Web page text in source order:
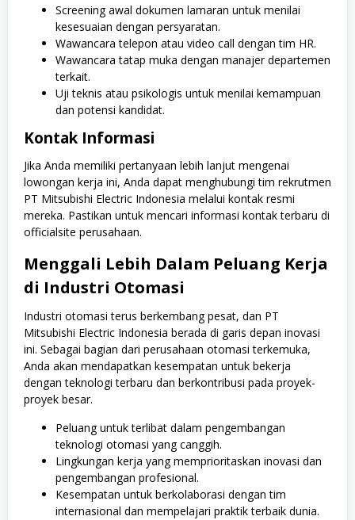
Screening awal dokumen lamaran untuk menilai
kesesuaian dengan persyaratan.
Wawancara telepon atau video call dengan tim HR.
Wawancara tatap muka dengan manajer departemen
terkait.
Uji teknis atau psikologis untuk menilai kemampuan
dan potensi kandidat.
Kontak Informasi
Jika Anda memiliki pertanyaan lebih lanjut mengenai
lowongan kerja ini, Anda dapat menghubungi tim rekrutmen
PT Mitsubishi Electric Indonesia melalui kontak resmi
mereka. Pastikan untuk mencari informasi kontak terbaru di
officialsite perusahaan.
Menggali Lebih Dalam Peluang Kerja
di Industri Otomasi
Industri otomasi terus berkembang pesat, dan PT
Mitsubishi Electric Indonesia berada di garis depan inovasi
ini. Sebagai bagian dari perusahaan otomasi terkemuka,
Anda akan mendapatkan kesempatan untuk bekerja
dengan teknologi terbaru dan berkontribusi pada proyek-
proyek besar.
Peluang untuk terlibat dalam pengembangan
teknologi otomasi yang canggih.
Lingkungan kerja yang memprioritaskan inovasi dan
pengembangan profesional.
Kesempatan untuk berkolaborasi dengan tim
internasional dan mempelajari praktik terbaik dunia.